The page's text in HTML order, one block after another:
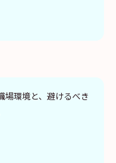
場環境と、避けるべき